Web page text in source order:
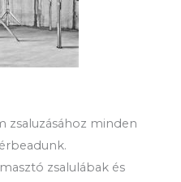
zsaluzásához minden
zsalulábak és